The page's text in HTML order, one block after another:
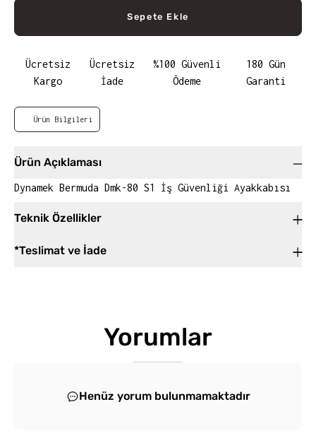
Sepete Ekle
Ücretsiz
Kargo
Ücretsiz
İade
%100 Güvenli
Ödeme
180 Gün
Garanti
Ürün Bilgileri
Ürün Açıklaması
Dynamek Bermuda Dmk-80 S1 İş Güvenliği Ayakkabısı
Teknik Özellikler
*Teslimat ve İade
Yorumlar
Henüz yorum bulunmamaktadır